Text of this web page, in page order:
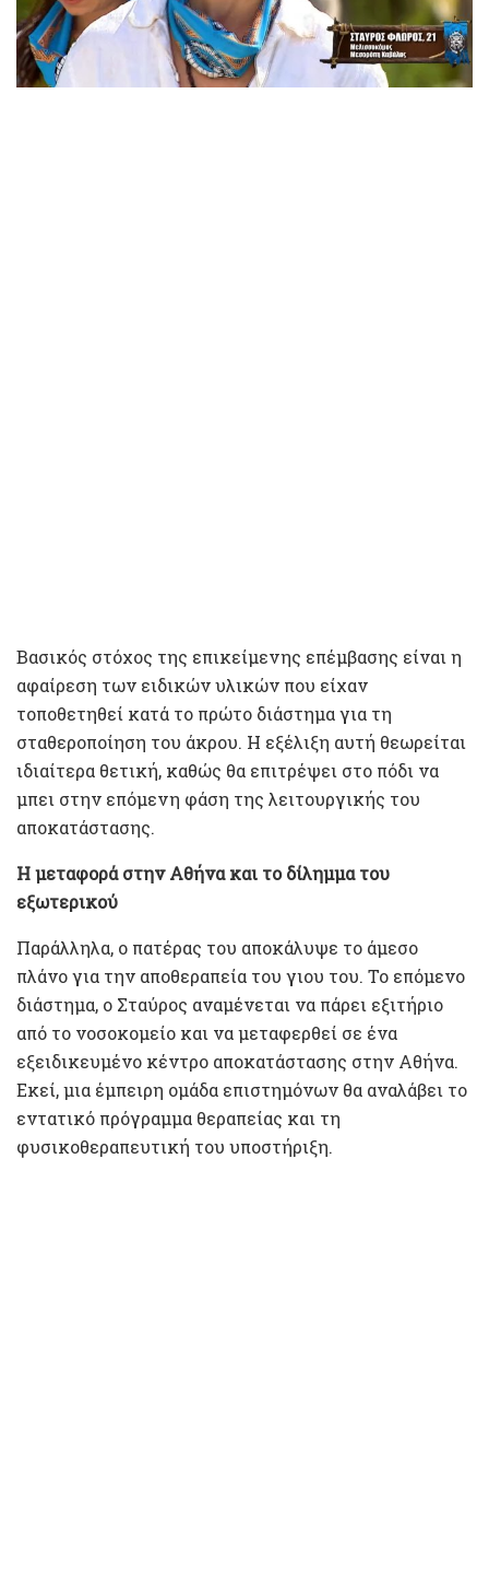
Βασικός στόχος της επικείμενης επέμβασης είναι η
αφαίρεση των ειδικών υλικών που είχαν
τοποθετηθεί κατά το πρώτο διάστημα για τη
σταθεροποίηση του άκρου. Η εξέλιξη αυτή θεωρείται
ιδιαίτερα θετική, καθώς θα επιτρέψει στο πόδι να
μπει στην επόμενη φάση της λειτουργικής του
αποκατάστασης.
Η μεταφορά στην Αθήνα και το δίλημμα του
εξωτερικού
Παράλληλα, ο πατέρας του αποκάλυψε το άμεσο
πλάνο για την αποθεραπεία του γιου του. Το επόμενο
διάστημα, ο Σταύρος αναμένεται να πάρει εξιτήριο
από το νοσοκομείο και να μεταφερθεί σε ένα
εξειδικευμένο κέντρο αποκατάστασης στην Αθήνα.
Εκεί, μια έμπειρη ομάδα επιστημόνων θα αναλάβει το
εντατικό πρόγραμμα θεραπείας και τη
φυσικοθεραπευτική του υποστήριξη.